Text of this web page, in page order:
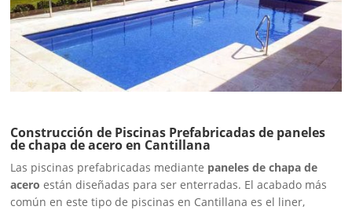
Construcción de Piscinas Prefabricadas de paneles
de chapa de acero en Cantillana
Las piscinas prefabricadas mediante paneles de chapa de
acero están diseñadas para ser enterradas. El acabado más
común en este tipo de piscinas en Cantillana es el liner,